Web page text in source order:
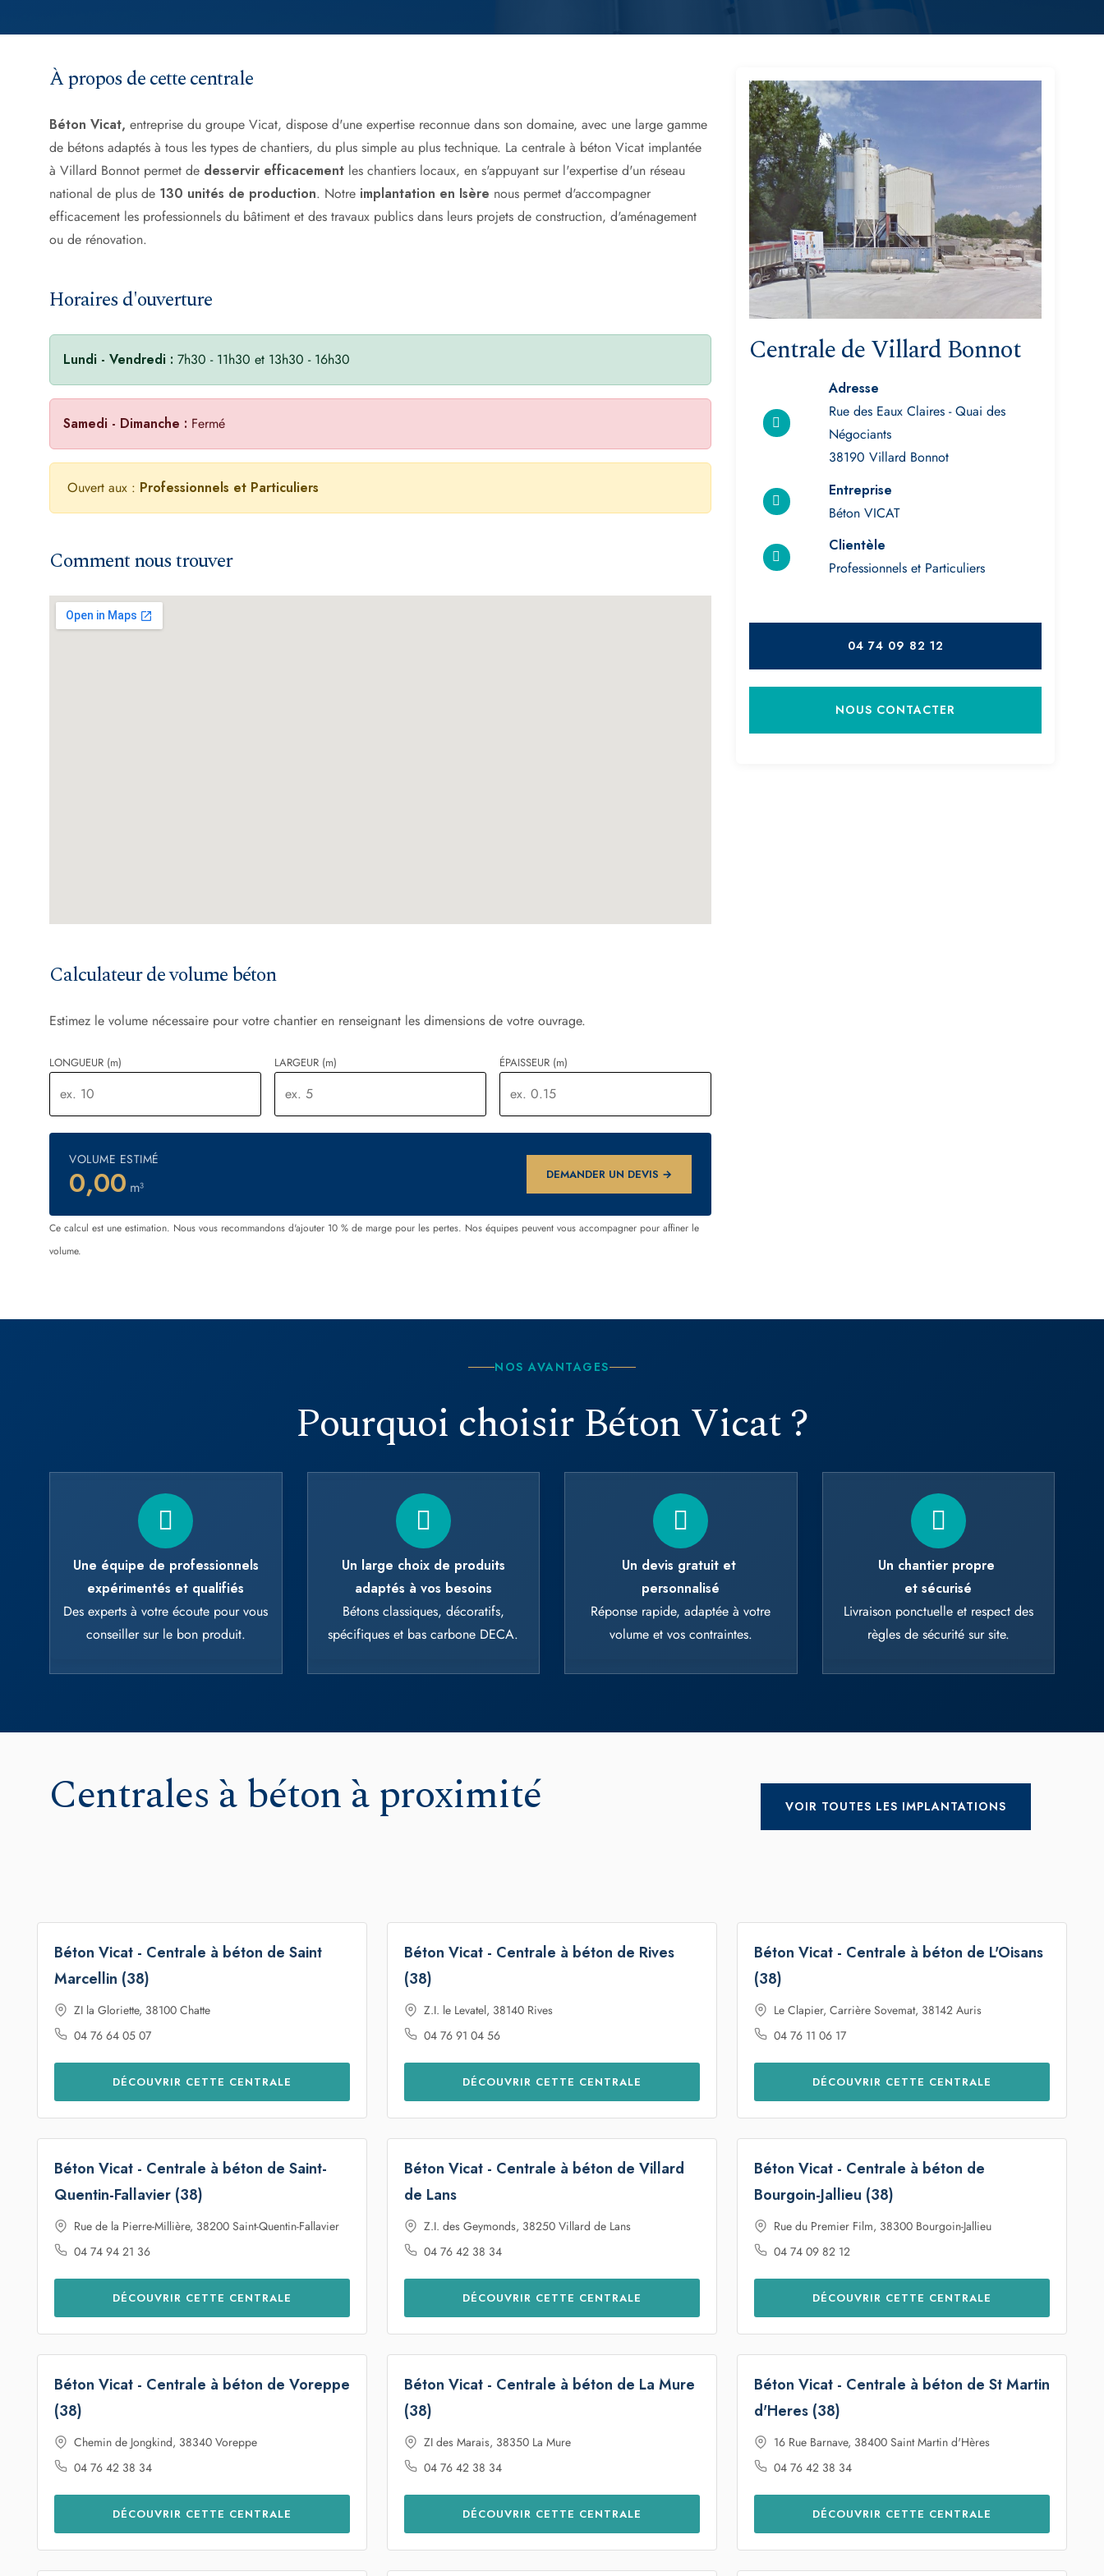
À propos de cette centrale
Béton Vicat, entreprise du groupe Vicat, dispose d'une expertise reconnue dans son domaine, avec une large gamme
de bétons adaptés à tous les types de chantiers, du plus simple au plus technique. La centrale à béton Vicat implantée
à Villard Bonnot permet de desservir efficacement les chantiers locaux, en s'appuyant sur l'expertise d'un réseau
national de plus de 130 unités de production. Notre implantation en Isère nous permet d'accompagner
efficacement les professionnels du bâtiment et des travaux publics dans leurs projets de construction, d'aménagement
ou de rénovation.
Horaires d'ouverture
Lundi - Vendredi : 7h30 - 11h30 et 13h30 - 16h30
Samedi - Dimanche : Fermé
Ouvert aux : Professionnels et Particuliers
Comment nous trouver
Calculateur de volume béton
Estimez le volume nécessaire pour votre chantier en renseignant les dimensions de votre ouvrage.
LONGUEUR (m) LARGEUR (m) ÉPAISSEUR (m)
VOLUME ESTIMÉ
0,00 m³
DEMANDER UN DEVIS →
Ce calcul est une estimation. Nous vous recommandons d'ajouter 10 % de marge pour les pertes. Nos équipes peuvent vous accompagner pour affiner le
volume.
Centrale de Villard Bonnot
Adresse
Rue des Eaux Claires - Quai des
Négociants
38190 Villard Bonnot
Entreprise
Béton VICAT
Clientèle
Professionnels et Particuliers
04 74 09 82 12
NOUS CONTACTER
NOS AVANTAGES
Pourquoi choisir Béton Vicat ?
Une équipe de professionnels
expérimentés et qualifiés
Des experts à votre écoute pour vous
conseiller sur le bon produit.
Un large choix de produits
adaptés à vos besoins
Bétons classiques, décoratifs,
spécifiques et bas carbone DECA.
Un devis gratuit et
personnalisé
Réponse rapide, adaptée à votre
volume et vos contraintes.
Un chantier propre
et sécurisé
Livraison ponctuelle et respect des
règles de sécurité sur site.
Centrales à béton à proximité VOIR TOUTES LES IMPLANTATIONS
Béton Vicat - Centrale à béton de Saint
Marcellin (38)
ZI la Gloriette, 38100 Chatte
04 76 64 05 07
DÉCOUVRIR CETTE CENTRALE
Béton Vicat - Centrale à béton de Rives
(38)
Z.I. le Levatel, 38140 Rives
04 76 91 04 56
DÉCOUVRIR CETTE CENTRALE
Béton Vicat - Centrale à béton de L'Oisans
(38)
Le Clapier, Carrière Sovemat, 38142 Auris
04 76 11 06 17
DÉCOUVRIR CETTE CENTRALE
Béton Vicat - Centrale à béton de Saint-
Quentin-Fallavier (38)
Rue de la Pierre-Millière, 38200 Saint-Quentin-Fallavier
04 74 94 21 36
DÉCOUVRIR CETTE CENTRALE
Béton Vicat - Centrale à béton de Villard
de Lans
Z.I. des Geymonds, 38250 Villard de Lans
04 76 42 38 34
DÉCOUVRIR CETTE CENTRALE
Béton Vicat - Centrale à béton de
Bourgoin-Jallieu (38)
Rue du Premier Film, 38300 Bourgoin-Jallieu
04 74 09 82 12
DÉCOUVRIR CETTE CENTRALE
Béton Vicat - Centrale à béton de Voreppe
(38)
Chemin de Jongkind, 38340 Voreppe
04 76 42 38 34
DÉCOUVRIR CETTE CENTRALE
Béton Vicat - Centrale à béton de La Mure
(38)
ZI des Marais, 38350 La Mure
04 76 42 38 34
DÉCOUVRIR CETTE CENTRALE
Béton Vicat - Centrale à béton de St Martin
d'Heres (38)
16 Rue Barnave, 38400 Saint Martin d'Hères
04 76 42 38 34
DÉCOUVRIR CETTE CENTRALE
This site uses cookies and gives you control over what you want to activate
Deny all cookies